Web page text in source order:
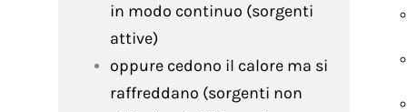
in modo continuo (sorgenti
attive)
oppure cedono il calore ma si
raffreddano (sorgenti non